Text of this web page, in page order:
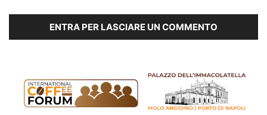
ENTRA PER LASCIARE UN COMMENTO